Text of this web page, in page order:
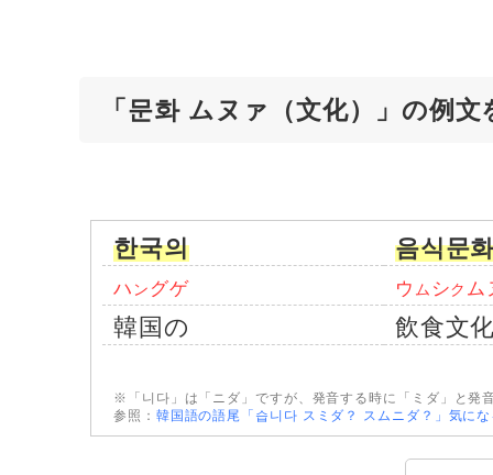
「문화 ムヌァ（文化）」の例
한국의 음식문
ハ ン グゲ ウ ム シク ム
韓国の 飲食文
※「니다」は「ニダ」ですが、発音する時に「ミダ」と発
参照： 韓国語の語尾「습니다 スミダ？ スムニダ？」気に